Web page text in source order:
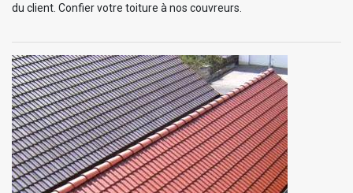
du client. Confier votre toiture à nos couvreurs.